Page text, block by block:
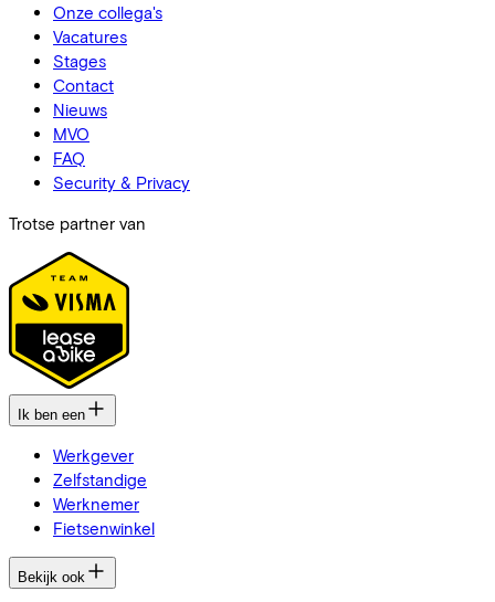
Onze collega's
Vacatures
Stages
Contact
Nieuws
MVO
FAQ
Security & Privacy
Trotse partner van
Ik ben een
Werkgever
Zelfstandige
Werknemer
Fietsenwinkel
Bekijk ook